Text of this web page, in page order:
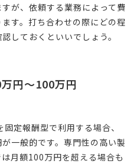
が、依頼する業務によって費
す。打ち合わせの際にどの程
しておくといいでしょう。
円〜100万円
定報酬型で利用する場合、
一般的です。専門性の高い製
月額100万円を超える場合も